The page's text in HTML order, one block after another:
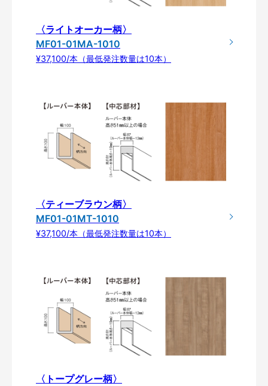
〈ライトオーカー柄〉
MF01-01MA-1010
¥37,100/本（最低発注数量は10本）
〈ティーブラウン柄〉
MF01-01MT-1010
¥37,100/本（最低発注数量は10本）
〈トープグレー柄〉